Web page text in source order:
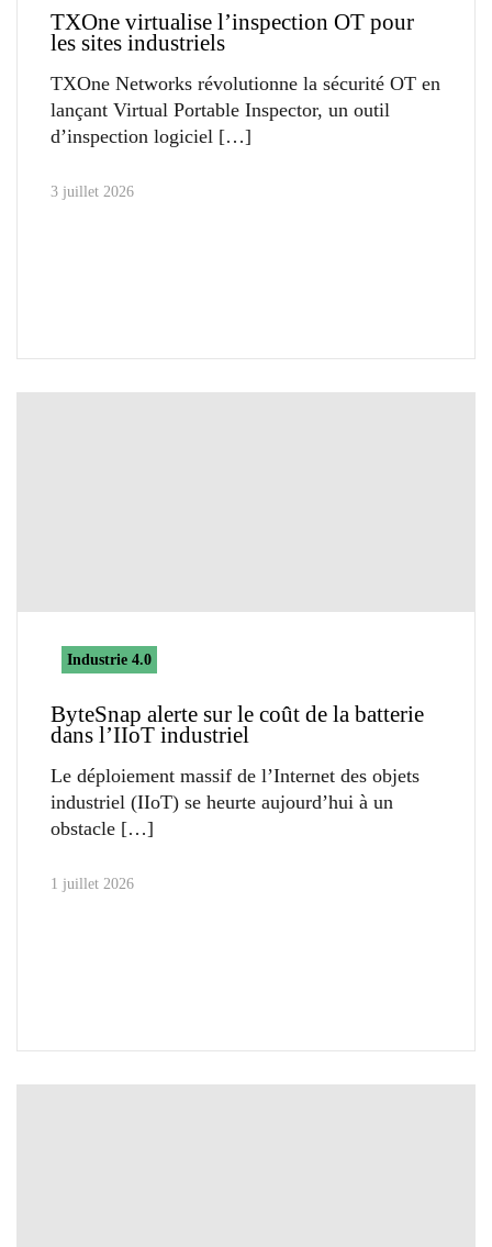
TXOne virtualise l’inspection OT pour
les sites industriels
TXOne Networks révolutionne la sécurité OT en
lançant Virtual Portable Inspector, un outil
d’inspection logiciel
3 juillet 2026
Industrie 4.0
ByteSnap alerte sur le coût de la batterie
dans l’IIoT industriel
Le déploiement massif de l’Internet des objets
industriel (IIoT) se heurte aujourd’hui à un
obstacle
1 juillet 2026